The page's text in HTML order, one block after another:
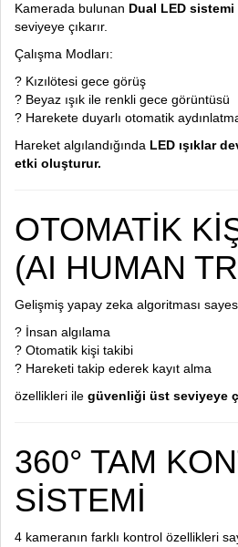
Kamerada bulunan Dual LED sistemi
seviyeye çıkarır.
Çalışma Modları:
? Kızılötesi gece görüş
? Beyaz ışık ile renkli gece görüntüsü
? Harekete duyarlı otomatik
Hareket algılandığında LED ışıklar
etki oluşturur.
OTOMATİK
(AI HUMAN
Gelişmiş yapay zeka algoritması
? İnsan algılama
? Otomatik kişi takibi
? Hareketi takip ederek kayıt alma
özellikleri ile güvenliği üst seviyeye
360° TAM
SİSTEMİ
4 kameranın farklı kontrol özellikleri